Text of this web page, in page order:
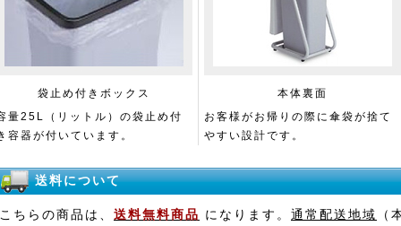
袋止め付きボックス
量25L（リットル）の袋止め付
容器が付いています。
本体裏面
お客様がお帰りの際に傘袋が捨て
やすい設計です。
送料について
こちらの商品は、 送料無料商品 になります。 通常配送地域 （